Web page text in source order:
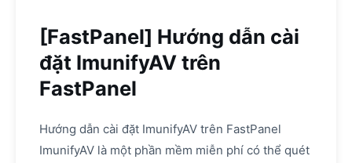
[FastPanel] Hướng dẫn cài
đặt ImunifyAV trên
FastPanel
Hướng dẫn cài đặt ImunifyAV trên FastPanel
ImunifyAV là một phần mềm miễn phí có thể quét